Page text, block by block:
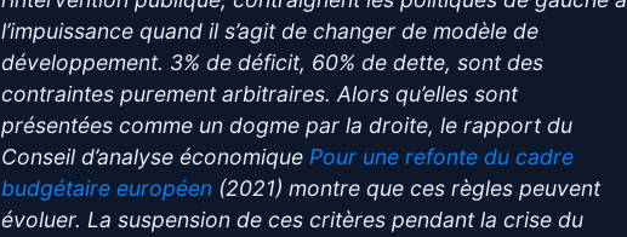
l’impuissance quand il s’agit de changer de modèle de
développement. 3% de déficit, 60% de dette, sont des
contraintes purement arbitraires. Alors qu’elles sont
présentées comme un dogme par la droite, le rapport du
Conseil d’analyse économique Pour une refonte du cadre
budgétaire européen (2021) montre que ces règles peuvent
évoluer. La suspension de ces critères pendant la crise du